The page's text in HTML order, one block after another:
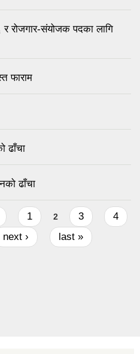
रोजगार-संयोजक पदका लागि
फाराम
ढाँचा
ढाँचा
1 2 3
4
next › last »